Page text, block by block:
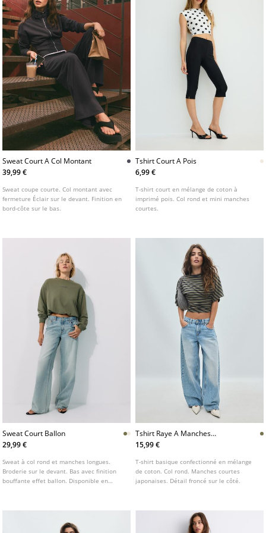
Sweat Court A Col Montant
39,99 €
Sweat coupe courte. Col montant avec
fermeture Éclair sur le devant. Finition en
bord-côte sur le bas.
Tshirt Court A Pois
6,99 €
T-shirt court en mélange de coton à
imprimé pois. Col rond et mini manches
courtes.
Sweat Court Ballon
29,99 €
Sweat à col rond et manches longues.
Broderie sur le devant. Bas avec finition
bouffante effet ballon. Disponible en
Tshirt Raye A Manches
Japonaises
15,99 €
T-shirt basique confectionné en mélange
de coton. Col rond. Manches courtes
japonaises. Détail froncé sur le côté.